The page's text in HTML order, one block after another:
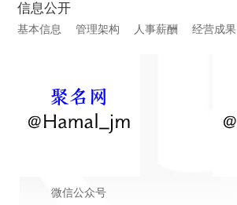
信息公开
基本信息 管理架构 人事薪酬 经营成果
微信公众号